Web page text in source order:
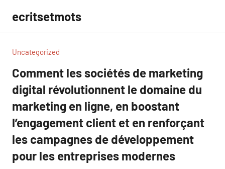
contenu
ecritsetmots
Uncategorized
Comment les sociétés de marketing
digital révolutionnent le domaine du
marketing en ligne, en boostant
l’engagement client et en renforçant
les campagnes de développement
pour les entreprises modernes